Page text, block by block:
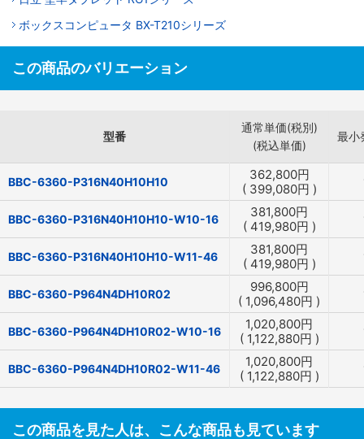
ボックスコンピュータ BX-T210シリーズ
この商品のバリエーション
型番
通常単価(税別)
(税込単価)
最小
BBC-6360-P316N40H10H10 362,800円
( 399,080円 )
BBC-6360-P316N40H10H10-W10-16 381,800円
( 419,980円 )
BBC-6360-P316N40H10H10-W11-46 381,800円
( 419,980円 )
BBC-6360-P964N4DH10R02 996,800円
( 1,096,480円 )
BBC-6360-P964N4DH10R02-W10-16 1,020,800円
( 1,122,880円 )
BBC-6360-P964N4DH10R02-W11-46 1,020,800円
( 1,122,880円 )
この商品を見た人は、こんな商品も見ています